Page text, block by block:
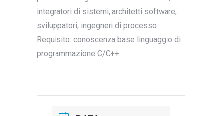
integratori di sistemi, architetti software,
sviluppatori, ingegneri di processo.
Requisito: conoscenza base linguaggio di
programmazione C/C++.